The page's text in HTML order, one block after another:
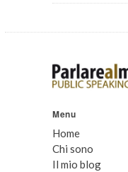
Menu
Home
Chi sono
Il mio blog